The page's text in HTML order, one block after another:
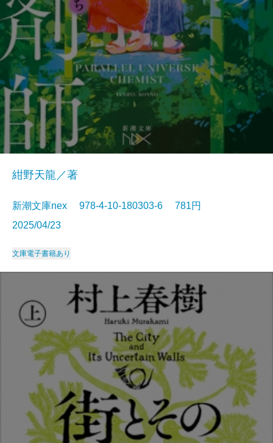
紺野天龍／著
新潮文庫nex 978-4-10-180303-6 781円
2025/04/23
文庫電子書籍あり